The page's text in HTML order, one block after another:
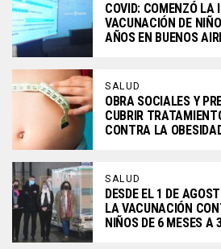
COVID: COMENZÓ LA
VACUNACIÓN DE
AÑOS EN BUENOS
SALUD
OBRA SOCIALES Y
CUBRIR
CONTRA LA
SALUD
DESDE EL 1 DE
LA VACUNACIÓN
NIÑOS DE 6 MESES A